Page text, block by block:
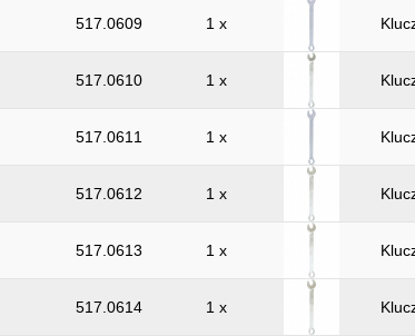
517.0609 1 x
517.0610 1 x
517.0611 1 x
517.0612 1 x
517.0613 1 x
517.0614 1 x